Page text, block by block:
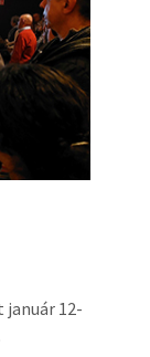
január 12-